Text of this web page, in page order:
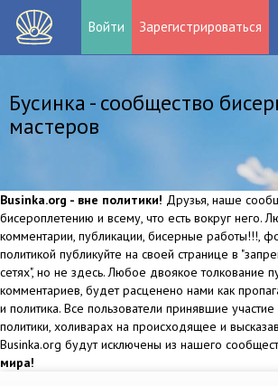
Войти Зарегистрироваться
Бусинка - сообщество
мастеров
Businka.org - вне политики! Друзья, наше
бисероплетению и всему, что есть вокруг него.
комментарии, публикации, бисерные работы!!!,
политикой публикуйте на своей странице в
сетях", но не здесь. Любое двоякое толкование
комментариев, будет расценено нами как
и политика. Все пользователи принявшие
политики, холиварах на происходящее и
Businka.org будут исключены из нашего
мира!